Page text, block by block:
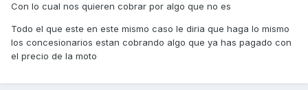
Con lo cual nos quieren cobrar por algo que no es
Todo el que este en este mismo caso le diria que haga lo mismo
los concesionarios estan cobrando algo que ya has pagado con
el precio de la moto